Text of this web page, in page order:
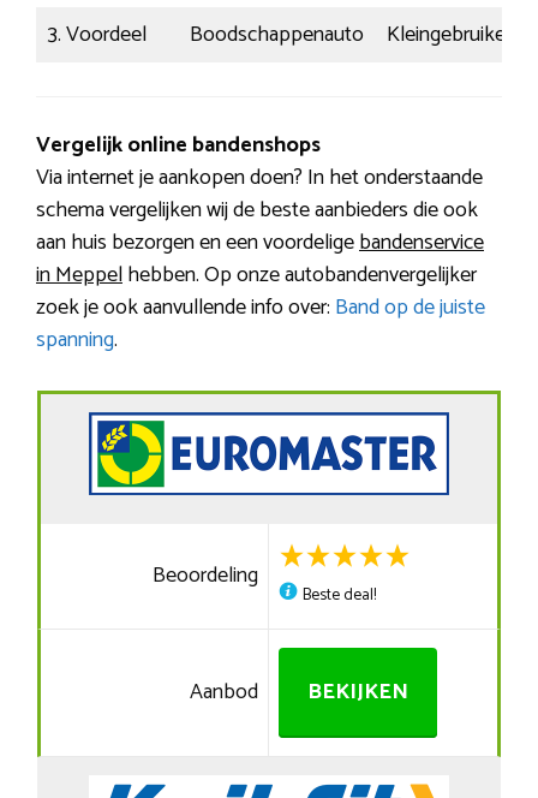
3. Voordeel
Boodschappenauto Kleingebruiker
Vergelijk online bandenshops
Via internet je aankopen doen? In het onderstaande
schema vergelijken wij de beste aanbieders die ook
aan huis bezorgen en een voordeligebandenservice
in Meppelhebben. Op onze autobandenvergelijker
zoek je ook aanvullende info over: Band op de juiste
spanning.
Beoordeling
Beste deal!
Aanbod BEKIJKEN